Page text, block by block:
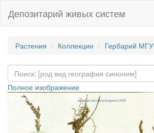
Депозитарий живых систем
Растения Коллекции Гербарий МГУ
Полное изображение